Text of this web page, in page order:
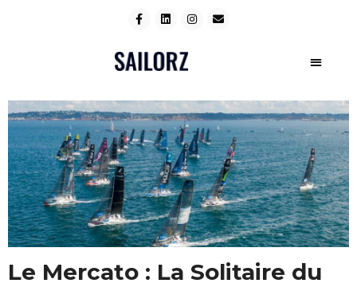
Le Mercato : La Solitaire du